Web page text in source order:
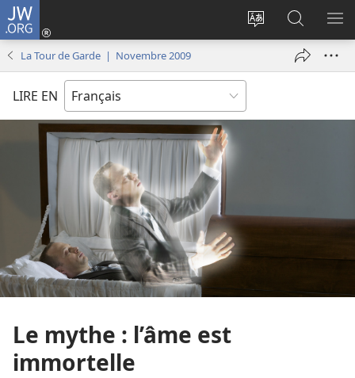
JW.ORG
Changer
langue
Se
connecter
nouvelle
sur
JW.ORG
La Tour de Garde | Novembre 2009
LIRE EN
Le mythe : l’âme est
immortelle